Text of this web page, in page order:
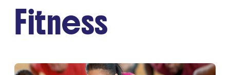
Fitness